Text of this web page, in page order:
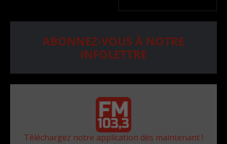
ABONNEZ-VOUS À NOTRE
INFOLETTRE
Téléchargez notre application dès maintenant !